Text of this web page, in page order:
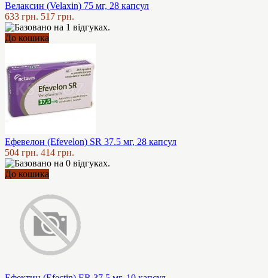
Велаксин (Velaxin) 75 мг, 28 капсул
633 грн. 517 грн.
До кошика
Ефевелон (Efevelon) SR 37.5 мг, 28 капсул
504 грн. 414 грн.
До кошика